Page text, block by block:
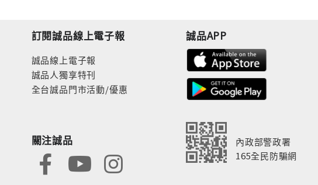
訂閱誠品線上電子報
誠品線上電子報
誠品人獨享特刊
全台誠品門市活動/優惠
關注誠品
誠品APP
內政部警政署
165全民防騙網